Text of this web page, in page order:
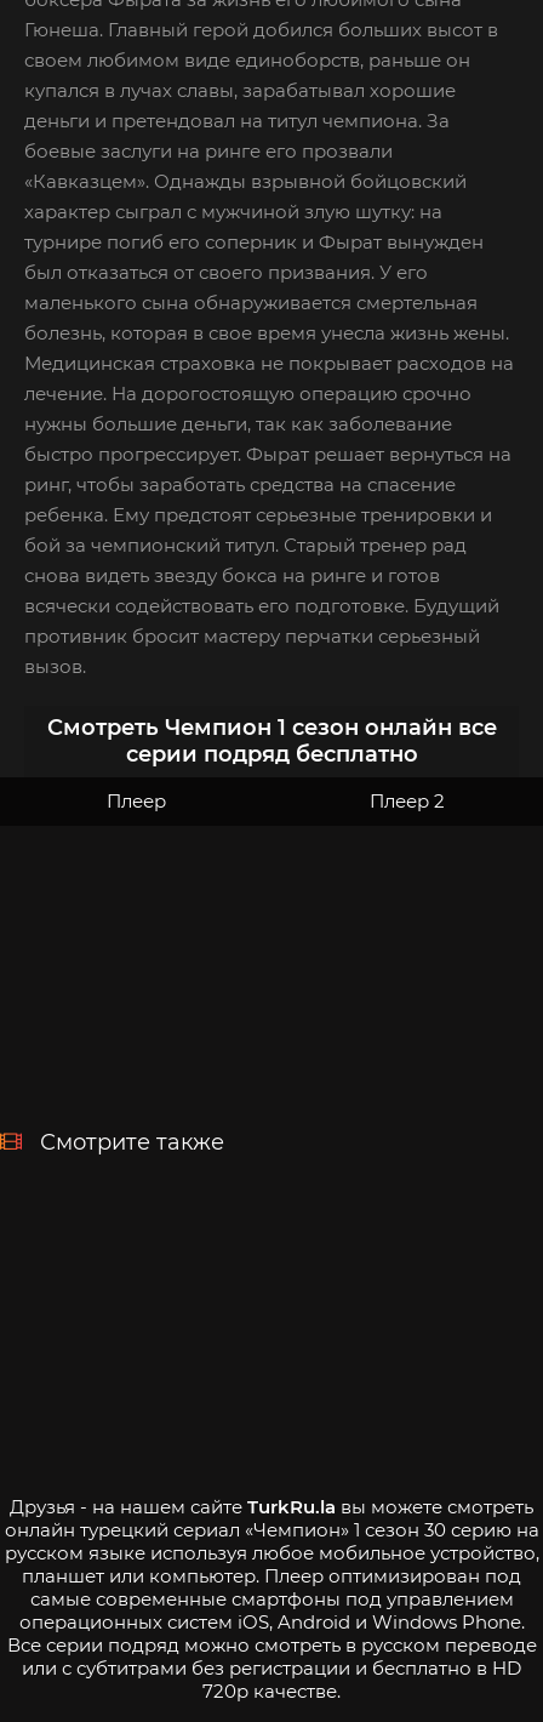
Гюнеша. Главный герой добился больших высот в
своем любимом виде единоборств, раньше он
купался в лучах славы, зарабатывал хорошие
деньги и претендовал на титул чемпиона. За
боевые заслуги на ринге его прозвали
«Кавказцем». Однажды взрывной бойцовский
характер сыграл с мужчиной злую шутку: на
турнире погиб его соперник и Фырат вынужден
был отказаться от своего призвания. У его
маленького сына обнаруживается смертельная
болезнь, которая в свое время унесла жизнь жены.
Медицинская страховка не покрывает расходов на
лечение. На дорогостоящую операцию срочно
нужны большие деньги, так как заболевание
быстро прогрессирует. Фырат решает вернуться на
ринг, чтобы заработать средства на спасение
ребенка. Ему предстоят серьезные тренировки и
бой за чемпионский титул. Старый тренер рад
снова видеть звезду бокса на ринге и готов
всячески содействовать его подготовке. Будущий
противник бросит мастеру перчатки серьезный
вызов.
Смотреть Чемпион 1 сезон онлайн все
серии подряд бесплатно
Плеер Плеер 2
Смотрите также
Друзья - на нашем сайте TurkRu.la вы можете смотреть
онлайн турецкий сериал «Чемпион» 1 сезон 30 серию на
русском языке используя любое мобильное устройство,
планшет или компьютер. Плеер оптимизирован под
самые современные смартфоны под управлением
операционных систем iOS, Android и Windows Phone.
Все серии подряд можно смотреть в русском переводе
или с субтитрами без регистрации и бесплатно в HD
720p качестве.